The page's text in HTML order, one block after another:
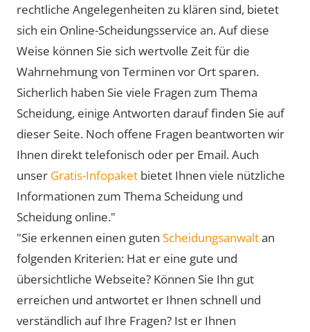
rechtliche Angelegenheiten zu klären sind, bietet
sich ein Online-Scheidungsservice an. Auf diese
Weise können Sie sich wertvolle Zeit für die
Wahrnehmung von Terminen vor Ort sparen.
Sicherlich haben Sie viele Fragen zum Thema
Scheidung, einige Antworten darauf finden Sie auf
dieser Seite. Noch offene Fragen beantworten wir
Ihnen direkt telefonisch oder per Email. Auch
unser Gratis-Infopaket bietet Ihnen viele nützliche
Informationen zum Thema Scheidung und
Scheidung online."
"Sie erkennen einen guten Scheidungsanwaltan
folgenden Kriterien: Hat er eine gute und
übersichtliche Webseite? Können Sie Ihn gut
erreichen und antwortet er Ihnen schnell und
verständlich auf Ihre Fragen? Ist er Ihnen